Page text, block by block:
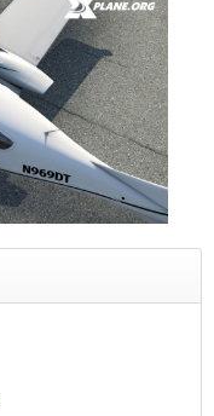
Cessna 208 Grand Caravan